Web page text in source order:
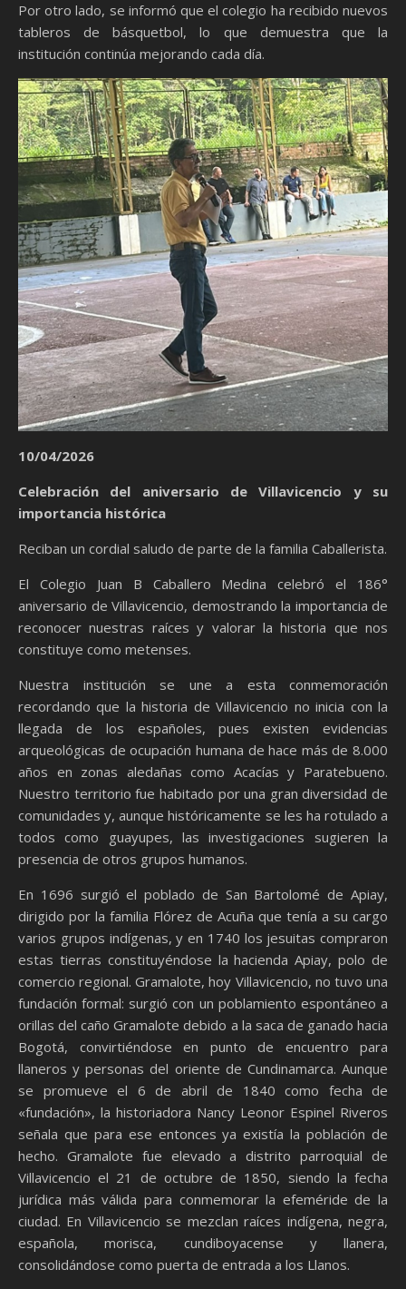
Por otro lado, se informó que el colegio ha recibido nuevos
tableros de básquetbol, lo que demuestra que la
institución continúa mejorando cada día.
10/04/2026
Celebración del aniversario de Villavicencio y su
importancia histórica
Reciban un cordial saludo de parte de la familia Caballerista.
El Colegio Juan B Caballero Medina celebró el 186°
aniversario de Villavicencio, demostrando la importancia de
reconocer nuestras raíces y valorar la historia que nos
constituye como metenses.
Nuestra institución se une a esta conmemoración
recordando que la historia de Villavicencio no inicia con la
llegada de los españoles, pues existen evidencias
arqueológicas de ocupación humana de hace más de 8.000
años en zonas aledañas como Acacías y Paratebueno.
Nuestro territorio fue habitado por una gran diversidad de
comunidades y, aunque históricamente se les ha rotulado a
todos como guayupes, las investigaciones sugieren la
presencia de otros grupos humanos.
En 1696 surgió el poblado de San Bartolomé de Apiay,
dirigido por la familia Flórez de Acuña que tenía a su cargo
varios grupos indígenas, y en 1740 los jesuitas compraron
estas tierras constituyéndose la hacienda Apiay, polo de
comercio regional. Gramalote, hoy Villavicencio, no tuvo una
fundación formal: surgió con un poblamiento espontáneo a
orillas del caño Gramalote debido a la saca de ganado hacia
Bogotá, convirtiéndose en punto de encuentro para
llaneros y personas del oriente de Cundinamarca. Aunque
se promueve el 6 de abril de 1840 como fecha de
«fundación», la historiadora Nancy Leonor Espinel Riveros
señala que para ese entonces ya existía la población de
hecho. Gramalote fue elevado a distrito parroquial de
Villavicencio el 21 de octubre de 1850, siendo la fecha
jurídica más válida para conmemorar la efeméride de la
ciudad. En Villavicencio se mezclan raíces indígena, negra,
española, morisca, cundiboyacense y llanera,
consolidándose como puerta de entrada a los Llanos.